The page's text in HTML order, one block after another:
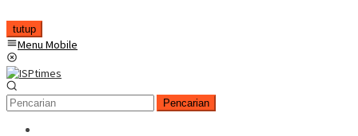
tutup
Menu Mobile
Pencarian